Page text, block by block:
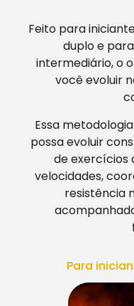
Feito para
duplo e
intermediário, o
você evoluir
Essa
possa evoluir
de exercícios
velocidades,
resistência
Para